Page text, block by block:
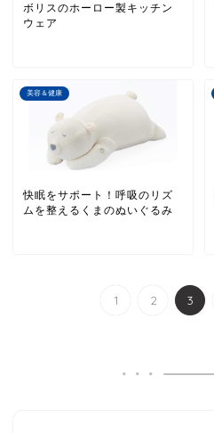
ボリスのホーロー製キッチン
ウェア
美容＆健康
快眠をサポート！呼吸のリズ
ムを整えるくまのぬいぐるみ
1 2 3